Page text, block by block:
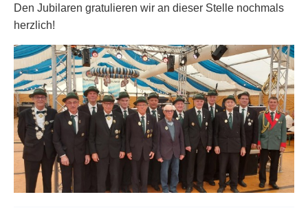
Den Jubilaren gratulieren wir an dieser Stelle nochmals
herzlich!